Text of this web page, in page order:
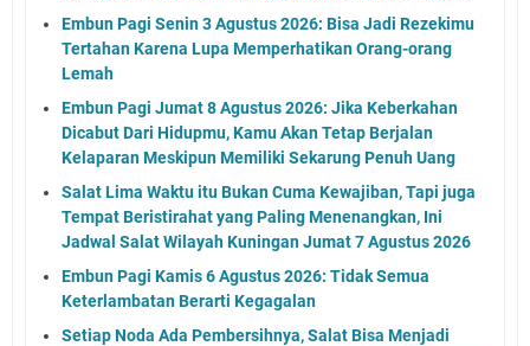
Embun Pagi Senin 3 Agustus 2026: Bisa Jadi Rezekimu
Tertahan Karena Lupa Memperhatikan Orang-orang
Lemah
Embun Pagi Jumat 8 Agustus 2026: Jika Keberkahan
Dicabut Dari Hidupmu, Kamu Akan Tetap Berjalan
Kelaparan Meskipun Memiliki Sekarung Penuh Uang
Salat Lima Waktu itu Bukan Cuma Kewajiban, Tapi juga
Tempat Beristirahat yang Paling Menenangkan, Ini
Jadwal Salat Wilayah Kuningan Jumat 7 Agustus 2026
Embun Pagi Kamis 6 Agustus 2026: Tidak Semua
Keterlambatan Berarti Kegagalan
Setiap Noda Ada Pembersihnya, Salat Bisa Menjadi